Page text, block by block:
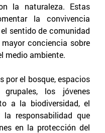
la naturaleza. Estas
la convivencia
sentido de comunidad
conciencia sobre
medio ambiente.
por el bosque, espacios
los jóvenes
a la biodiversidad, el
responsabilidad que
en la protección del